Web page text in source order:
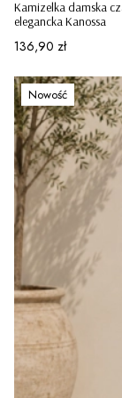
Kamizelka damska
elegancka Kanossa
Cena
136,90 zł
Nowość